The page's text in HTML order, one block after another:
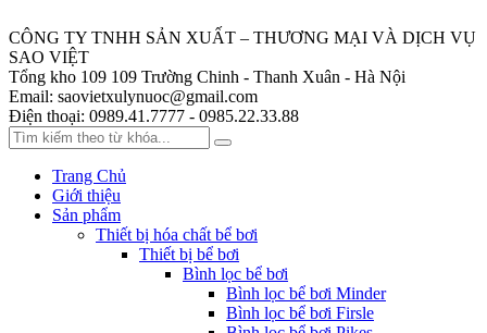
CÔNG TY TNHH SẢN XUẤT – THƯƠNG MẠI VÀ DỊCH VỤ
SAO VIỆT
Tổng kho 109 109 Trường Chinh - Thanh Xuân - Hà Nội
Email: saovietxulynuoc@gmail.com
Điện thoại: 0989.41.7777 - 0985.22.33.88
Trang Chủ
Giới thiệu
Sản phẩm
Thiết bị hóa chất bể bơi
Thiết bị bể bơi
Bình lọc bể bơi
Bình lọc bể bơi Minder
Bình lọc bể bơi Firsle